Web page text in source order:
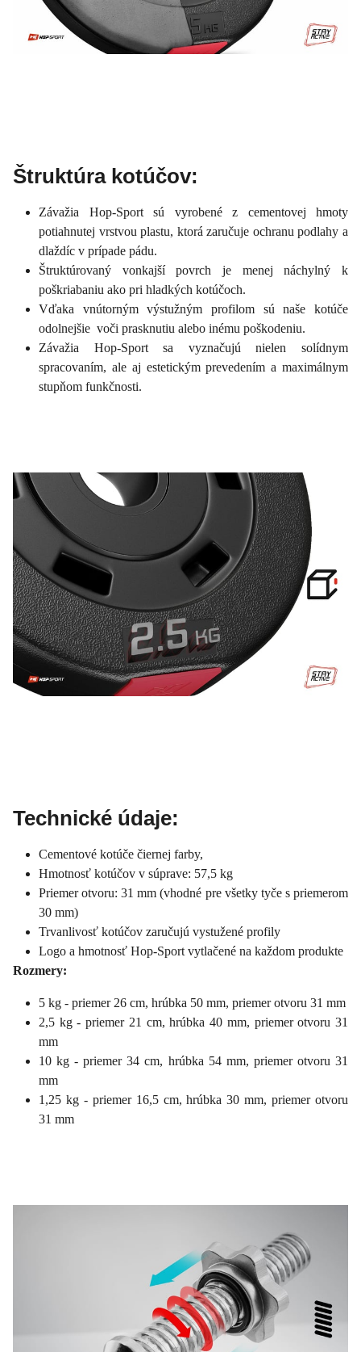
Štruktúra kotúčov:
Závažia Hop-Sport sú vyrobené z cementovej hmoty
potiahnutej vrstvou plastu, ktorá zaručuje ochranu podlahy a
dlaždíc v prípade pádu.
Štruktúrovaný vonkajší povrch je menej náchylný k
poškriabaniu ako pri hladkých kotúčoch.
Vďaka vnútorným výstužným profilom sú naše kotúče
odolnejšie voči prasknutiu alebo inému poškodeniu.
Závažia Hop-Sport sa vyznačujú nielen solídnym
spracovaním, ale aj estetickým prevedením a maximálnym
stupňom funkčnosti.
Technické údaje:
Cementové kotúče čiernej farby,
Hmotnosť kotúčov v súprave: 57,5 kg
Priemer otvoru: 31 mm (vhodné pre všetky tyče s priemerom
30 mm)
Trvanlivosť kotúčov zaručujú vystužené profily
Logo a hmotnosť Hop-Sport vytlačené na každom produkte
Rozmery:
5 kg - priemer 26 cm, hrúbka 50 mm, priemer otvoru 31 mm
2,5 kg - priemer 21 cm, hrúbka 40 mm, priemer otvoru 31
mm
10 kg - priemer 34 cm, hrúbka 54 mm, priemer otvoru 31
mm
1,25 kg - priemer 16,5 cm, hrúbka 30 mm, priemer otvoru
31 mm